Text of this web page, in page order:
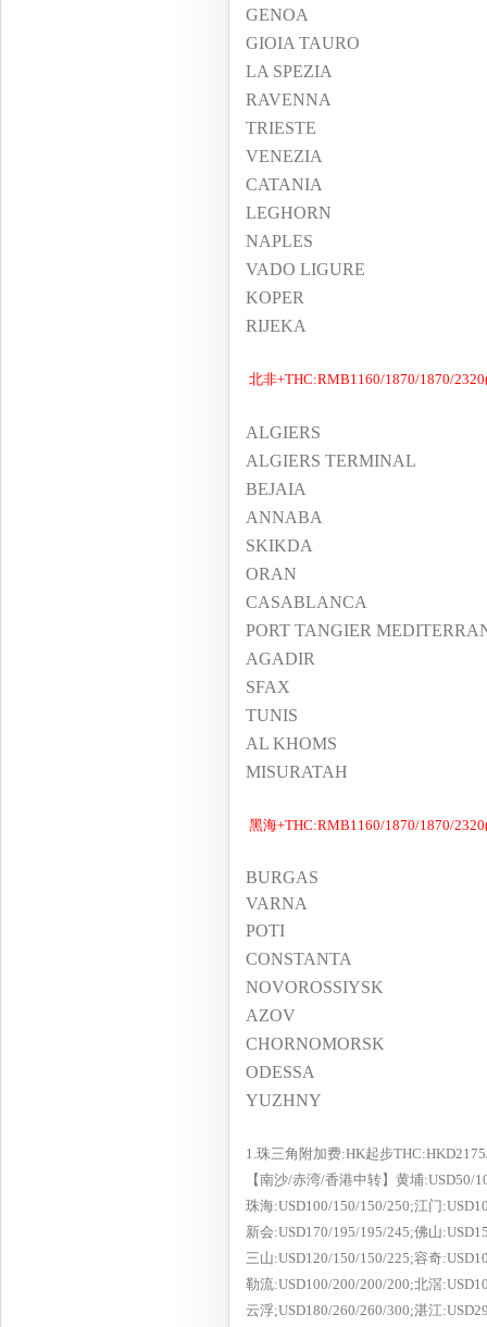
GENOA
GIOIA TAURO
LA SPEZIA
RAVENNA
TRIESTE
VENEZIA
CATANIA
LEGHORN
NAPLES
VADO LIGURE
KOPER
RIJEKA
北非+THC:RMB1160/1870/1870/
ALGIERS
ALGIERS TERMINAL
BEJAIA
ANNABA
SKIKDA
ORAN
CASABLANCA
PORT TANGIER
AGADIR
SFAX
TUNIS
AL KHOMS
MISURATAH
黑海+THC:RMB1160/1870/1870/
BURGAS
VARNA
POTI
CONSTANTA
NOVOROSSIYSK
AZOV
CHORNOMORSK
ODESSA
YUZHNY
1.珠三角附加费:HK起步
【南沙/赤湾/香港中转】黄埔:USD50/
珠海:USD100/150/150/250;江门
新会:USD170/195/195/245;佛山
三山:USD120/150/150/225;容奇
勒流:USD100/200/200/200;北滘
云浮;USD180/260/260/300;湛江